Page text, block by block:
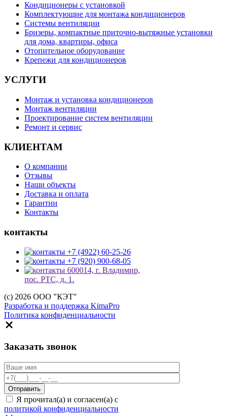
Кондиционеры с установкой
Комплектующие для монтажа кондиционеров
Системы вентиляции
Бризеры, компактные приточно-вытяжные установки
для дома, квартиры, офиса
Отопительное оборудование
Крепежи для кондиционеров
УСЛУГИ
Монтаж и установка кондиционеров
Монтаж вентиляции
Проектирование систем вентиляции
Ремонт и сервис
КЛИЕНТАМ
О компании
Отзывы
Наши объекты
Доставка и оплата
Гарантии
Контакты
контакты
+7 (4922) 60-25-26
+7 (920) 900-68-05
600014, г. Владимир,
пос. РТС, д. 1.
(c) 2026 ООО "КЭТ"
Разработка и поддержка KimaPro
Политика конфиденциальности
Заказать звонок
Я прочитал(а) и согласен(а) с
политикой конфиденциальности